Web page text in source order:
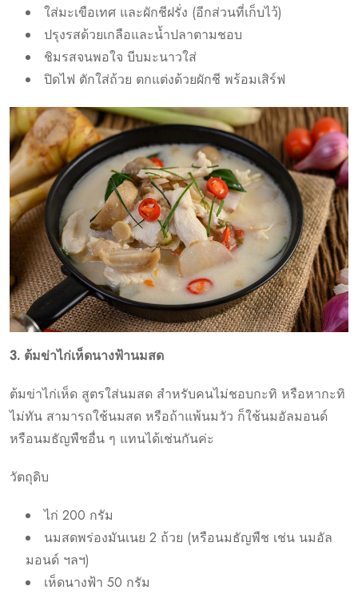
ใส่มะเขือเทศ และผักชีฝรั่ง (อีกส่วนที่เก็บไว้)
ปรุงรสด้วยเกลือและน้ำปลาตามชอบ
ชิมรสจนพอใจ บีบมะนาวใส่
ปิดไฟ ตักใส่ถ้วย ตกแต่งด้วยผักชี พร้อมเสิร์ฟ
3. ต้มข่าไก่เห็ดนางฟ้านมสด
ต้มข่าไก่เห็ด สูตรใส่นมสด สำหรับคนไม่ชอบกะทิ หรือหากะทิ
ไม่ทัน สามารถใช้นมสด หรือถ้าแพ้นมวัว ก็ใช้นมอัลมอนด์
หรือนมธัญพืชอื่น ๆ แทนได้เช่นกันค่ะ
วัตถุดิบ
ไก่ 200 กรัม
นมสดพร่องมันเนย 2 ถ้วย (หรือนมธัญพืช เช่น นมอัล
มอนด์ ฯลฯ)
เห็ดนางฟ้า 50 กรัม